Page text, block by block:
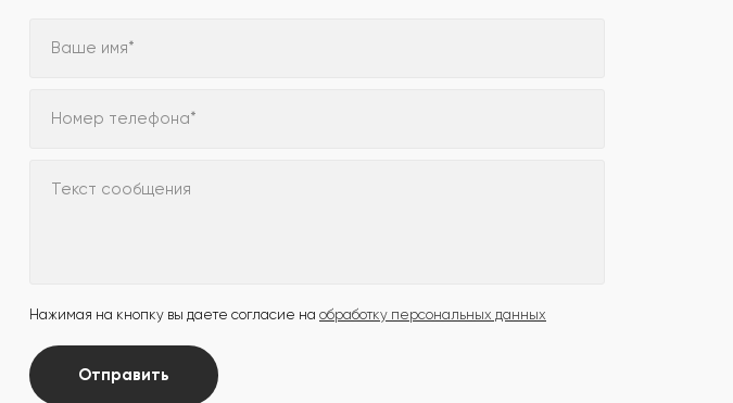
Ваше имя*
Номер телефона*
Текст сообщения
Нажимая на кнопку вы даете согласие на обработку персональных данных
Отправить